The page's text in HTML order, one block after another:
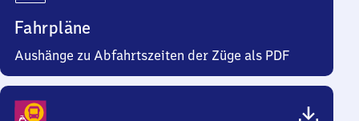
Fahrpläne
Aushänge zu Abfahrtszeiten der Züge als PDF